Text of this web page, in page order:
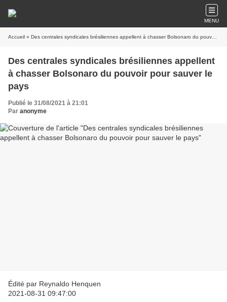
MENU
Accueil » Des centrales syndicales brésiliennes appellent à chasser Bolsonaro du pouvoir pour sauver le pays
Des centrales syndicales brésiliennes appellent
à chasser Bolsonaro du pouvoir pour sauver le
pays
Publié le 31/08/2021 à 21:01
Par anonyme
Édité par Reynaldo Henquen
2021-08-31 09:47:00